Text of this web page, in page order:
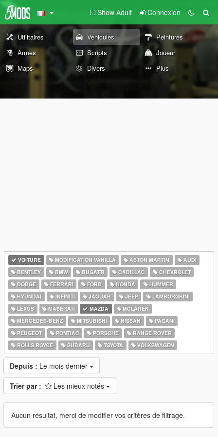
Show Adult Connexion
Utilitaires Véhicules
Peintures
Armes
Scripts
Joueur
Maps
Divers Plus
VOITURE MODIFICATION VANILLA ASTON MARTIN
AUDI
BENTLEY
BMW BUGATTI CADILLAC
CHEVROLET
DODGE
FERRARI FORD HONDA
HUMMER
HYUNDAI
INFINITI JAGUAR JEEP
LAMBORGHINI
LEXUS
MASERATI MAZDA
MCLAREN
MERCEDES-BENZ
MITSUBISHI NISSAN
PAGANI
PEUGEOT
PONTIAC PORSCHE
RANGE ROVER
ROLLS ROYCE
SUBARU TOYOTA VOLKSWAGEN
Depuis : Le mois dernier
Trier par : Les mieux notés
Aucun résultat, merci de modifier vos critères de filtrage.